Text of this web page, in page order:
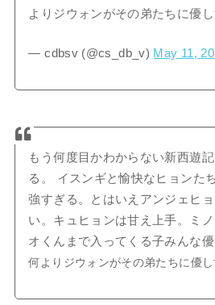
よりジウォンがその弟たちに優し
— cdbsv (@cs_db_v) May 11,
もう何度目かわからない新西遊
る。 イスンギと愉快なヒョンた
強すぎる。とはいえアンジェヒ
い。キュヒョンは甘え上手。ミ
オくんまで入ってくる子みんな
何よりジウォンがその弟たちに優し